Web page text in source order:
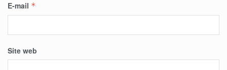
E-mail *
Site web